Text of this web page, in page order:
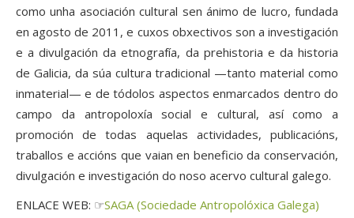
como unha asociación cultural sen ánimo de lucro, fundada
en agosto de 2011, e cuxos obxectivos son a investigación
e a divulgación da etnografía, da prehistoria e da historia
de Galicia, da súa cultura tradicional —tanto material como
inmaterial— e de tódolos aspectos enmarcados dentro do
campo da antropoloxía social e cultural, así como a
promoción de todas aquelas actividades, publicacións,
traballos e accións que vaian en beneficio da conservación,
divulgación e investigación do noso acervo cultural galego.
ENLACE WEB: ☞SAGA (Sociedade Antropolóxica Galega)